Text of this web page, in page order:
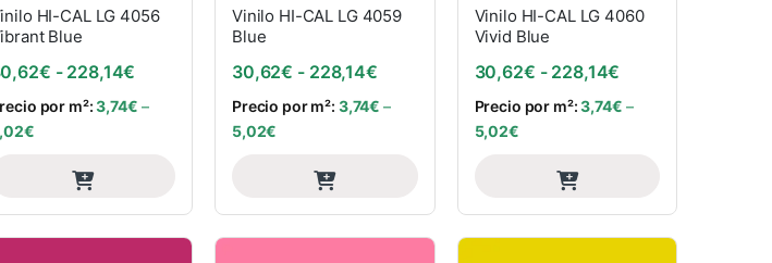
desde 30,62€ hasta 228,14€
HI-CAL LG 4056
Blue
€ - 228,14€ Rango de precios: desde 30,62€ hasta 228,14€
por m²:3,74€ –
€
Vinilo HI-CAL LG 4059
Blue
30,62€ - 228,14€Rango de precios: desde 30,62€ hasta 228,14€
Precio por m²: 3,74€ –
5,02€
Vinilo HI-CAL LG 4060
Vivid Blue
30,62€ - 228,14€
Precio por m²:3,74€ –
5,02€